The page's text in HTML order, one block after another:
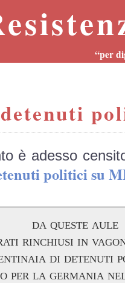
“per
è adesso
politici su
da queste aule
rinchiusi in
di detenuti
per la germania